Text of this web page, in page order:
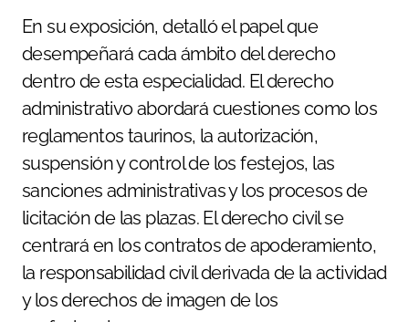
En su exposición, detalló el papel que
desempeñará cada ámbito del derecho
dentro de esta especialidad. El derecho
administrativo abordará cuestiones como los
reglamentos taurinos, la autorización,
suspensión y control de los festejos, las
sanciones administrativas y los procesos de
licitación de las plazas. El derecho civil se
centrará en los contratos de apoderamiento,
la responsabilidad civil derivada de la actividad
y los derechos de imagen de los